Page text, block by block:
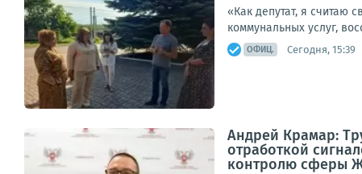
«Как депутат, я считаю
коммунальных услуг,
ОФИЦ. Сегодня, 15:39
Андрей Крамар:
отработкой
контролю сферы